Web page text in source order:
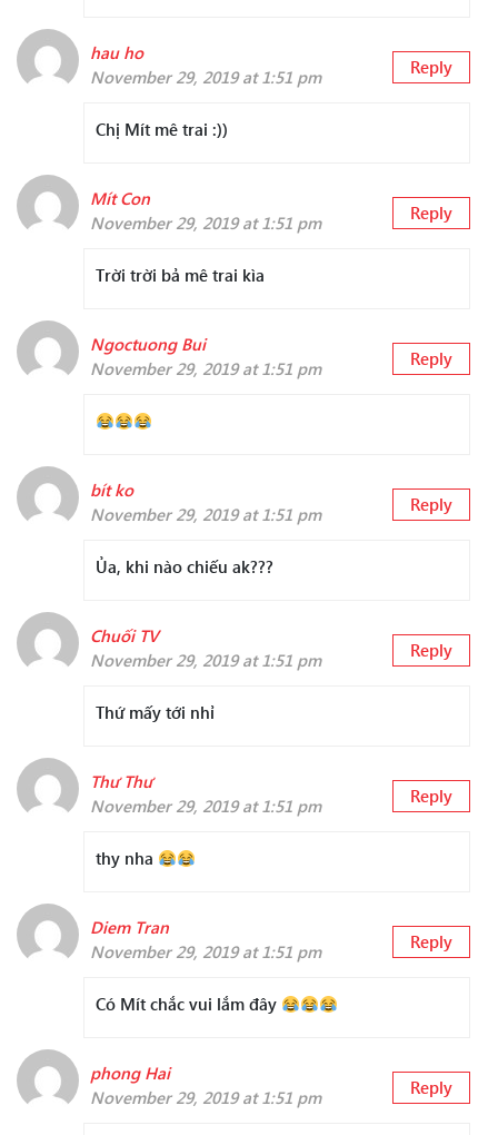
hau ho
November 29, 2019 at 1:51 pm
Reply
Chị Mít mê trai :))
Mít Con
November 29, 2019 at 1:51 pm
Reply
Trời trời bả mê trai kìa
Ngoctuong Bui
November 29, 2019 at 1:51 pm
Reply
bít ko
November 29, 2019 at 1:51 pm
Reply
Ủa, khi nào chiếu ak???
Chuối TV
November 29, 2019 at 1:51 pm
Reply
Thứ mấy tới nhỉ
Thư Thư
November 29, 2019 at 1:51 pm
Reply
thy nha
Diem Tran
November 29, 2019 at 1:51 pm
Reply
Có Mít chắc vui lắm đây
phong Hai
November 29, 2019 at 1:51 pm
Reply